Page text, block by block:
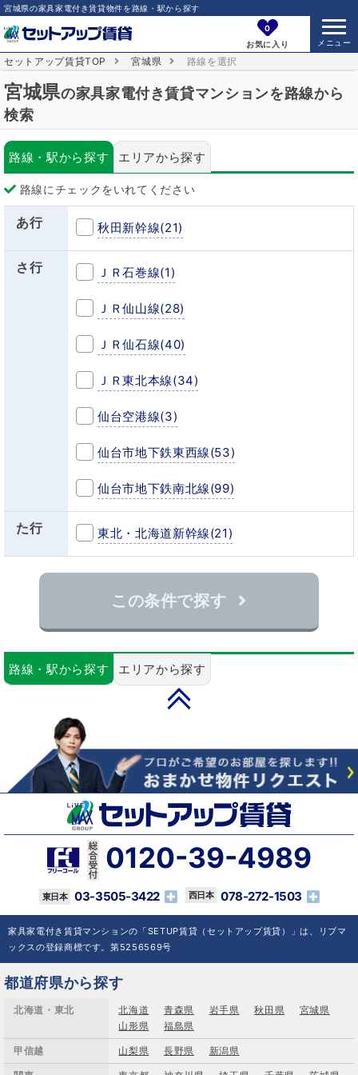
宮城県の家具家電付き賃貸物件を路線・駅から探す
0
お気に入り
セットアップ賃貸TOP 宮城県 路線を選択
宮城県の家具家電付き賃貸マンションを路線から
検索
路線・駅から探す エリアから探す
路線にチェックをいれてください
あ行 秋田新幹線(21)
さ行 ＪＲ石巻線(1)
ＪＲ仙山線(28)
ＪＲ仙石線(40)
ＪＲ東北本線(34)
仙台空港線(3)
仙台市地下鉄東西線(53)
仙台市地下鉄南北線(99)
た行 東北・北海道新幹線(21)
この条件で探す
路線・駅から探す エリアから探す
0120-39-4989
03-3505-3422 078-272-1503
家具家電付き賃貸マンションの「SETUP賃貸（セットアップ賃貸）」は、リブマ
ックスの登録商標です。第5256569号
都道府県から探す
北海道・東北 北海道 青森県 岩手県 秋田県
宮城県
山形県
福島県
甲信越 山梨県 長野県 新潟県